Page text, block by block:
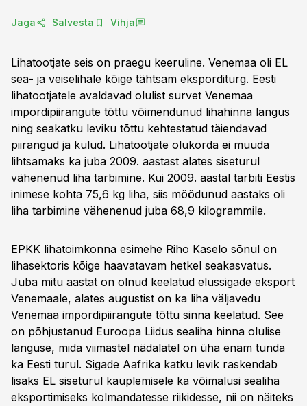
Jaga Salvesta Vihja
Lihatootjate seis on praegu keeruline. Venemaa oli EL
sea- ja veiselihale kõige tähtsam eksporditurg. Eesti
lihatootjatele avaldavad olulist survet Venemaa
impordipiirangute tõttu võimendunud lihahinna langus
ning seakatku leviku tõttu kehtestatud täiendavad
piirangud ja kulud. Lihatootjate olukorda ei muuda
lihtsamaks ka juba 2009. aastast alates siseturul
vähenenud liha tarbimine. Kui 2009. aastal tarbiti Eestis
inimese kohta 75,6 kg liha, siis möödunud aastaks oli
liha tarbimine vähenenud juba 68,9 kilogrammile.
EPKK lihatoimkonna esimehe Riho Kaselo sõnul on
lihasektoris kõige haavatavam hetkel seakasvatus.
Juba mitu aastat on olnud keelatud elussigade eksport
Venemaale, alates augustist on ka liha väljavedu
Venemaa impordipiirangute tõttu sinna keelatud. See
on põhjustanud Euroopa Liidus sealiha hinna olulise
languse, mida viimastel nädalatel on üha enam tunda
ka Eesti turul. Sigade Aafrika katku levik raskendab
lisaks EL siseturul kauplemisele ka võimalusi sealiha
eksportimiseks kolmandatesse riikidesse, nii on näiteks